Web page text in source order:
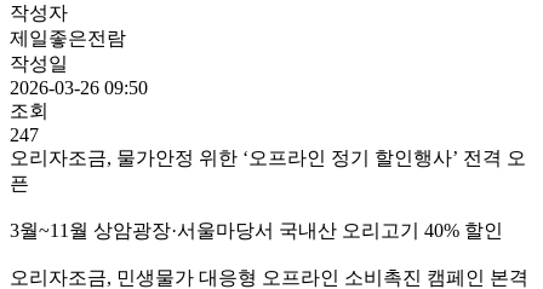
작성자
제일좋은전람
작성일
2026-03-26 09:50
조회
247
오리자조금, 물가안정 위한 ‘오프라인 정기 할인행사’ 전격 오
픈
3월~11월 상암광장·서울마당서 국내산 오리고기 40% 할인
오리자조금, 민생물가 대응형 오프라인 소비촉진 캠페인 본격